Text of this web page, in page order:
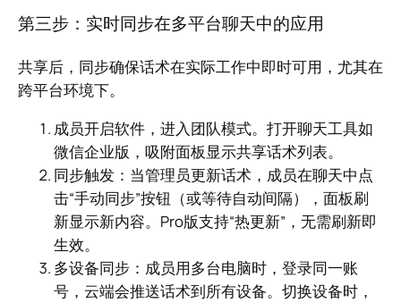
第三步：实时同步在多平台聊天中的应用
共享后，同步确保话术在实际工作中即时可用，尤其在
跨平台环境下。
成员开启软件，进入团队模式。打开聊天工具如
微信企业版，吸附面板显示共享话术列表。
同步触发：当管理员更新话术，成员在聊天中点
击“手动同步”按钮（或等待自动间隔），面板刷
新显示新内容。Pro版支持“热更新”，无需刷新即
生效。
多设备同步：成员用多台电脑时，登录同一账
号，云端会推送话术到所有设备。切换设备时，